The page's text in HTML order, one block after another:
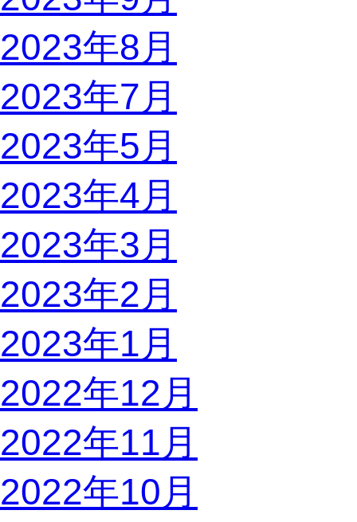
2023年8月
2023年7月
2023年5月
2023年4月
2023年3月
2023年2月
2023年1月
2022年12月
2022年11月
2022年10月